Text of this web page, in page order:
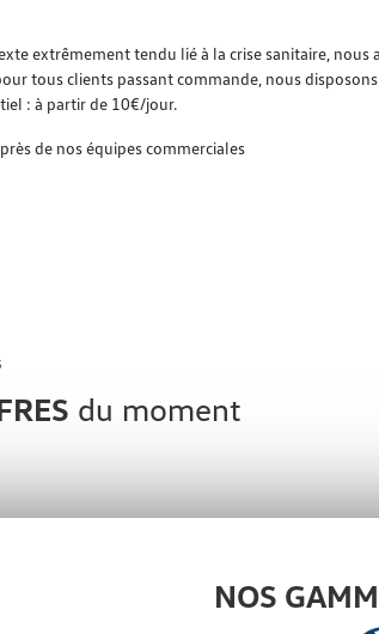
extrêmement tendu lié à la crise sanitaire, nous
tous clients passant commande, nous
: à partir de 10€/jour.
de nos équipes commerciales
du moment
NOS